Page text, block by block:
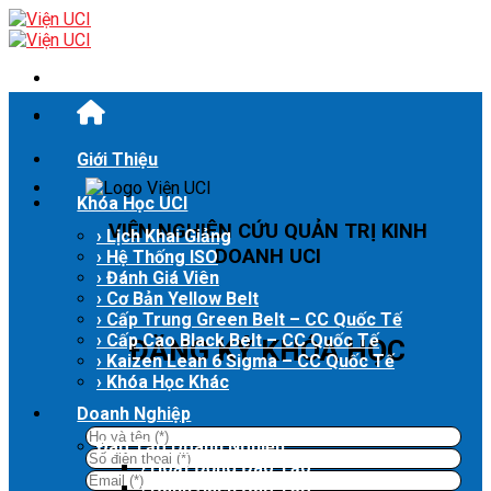
Skip
to
VIỆN NGHIÊN CỨU QUẢN TRỊ KINH
DOANH UCI
ĐĂNG KÝ KHÓA HỌC
Giới Thiệu
Khóa Học UCI
› Lịch Khai Giảng
› Hệ Thống ISO
› Đánh Giá Viên
› Cơ Bản Yellow Belt
› Cấp Trung Green Belt – CC Quốc Tế
› Cấp Cao Black Belt – CC Quốc Tế
› Kaizen Lean 6 Sigma – CC Quốc Tế
› Khóa Học Khác
Doanh Nghiệp
Đào Tạo Doanh Nghiệp
› Hoạt Động Đào Tạo